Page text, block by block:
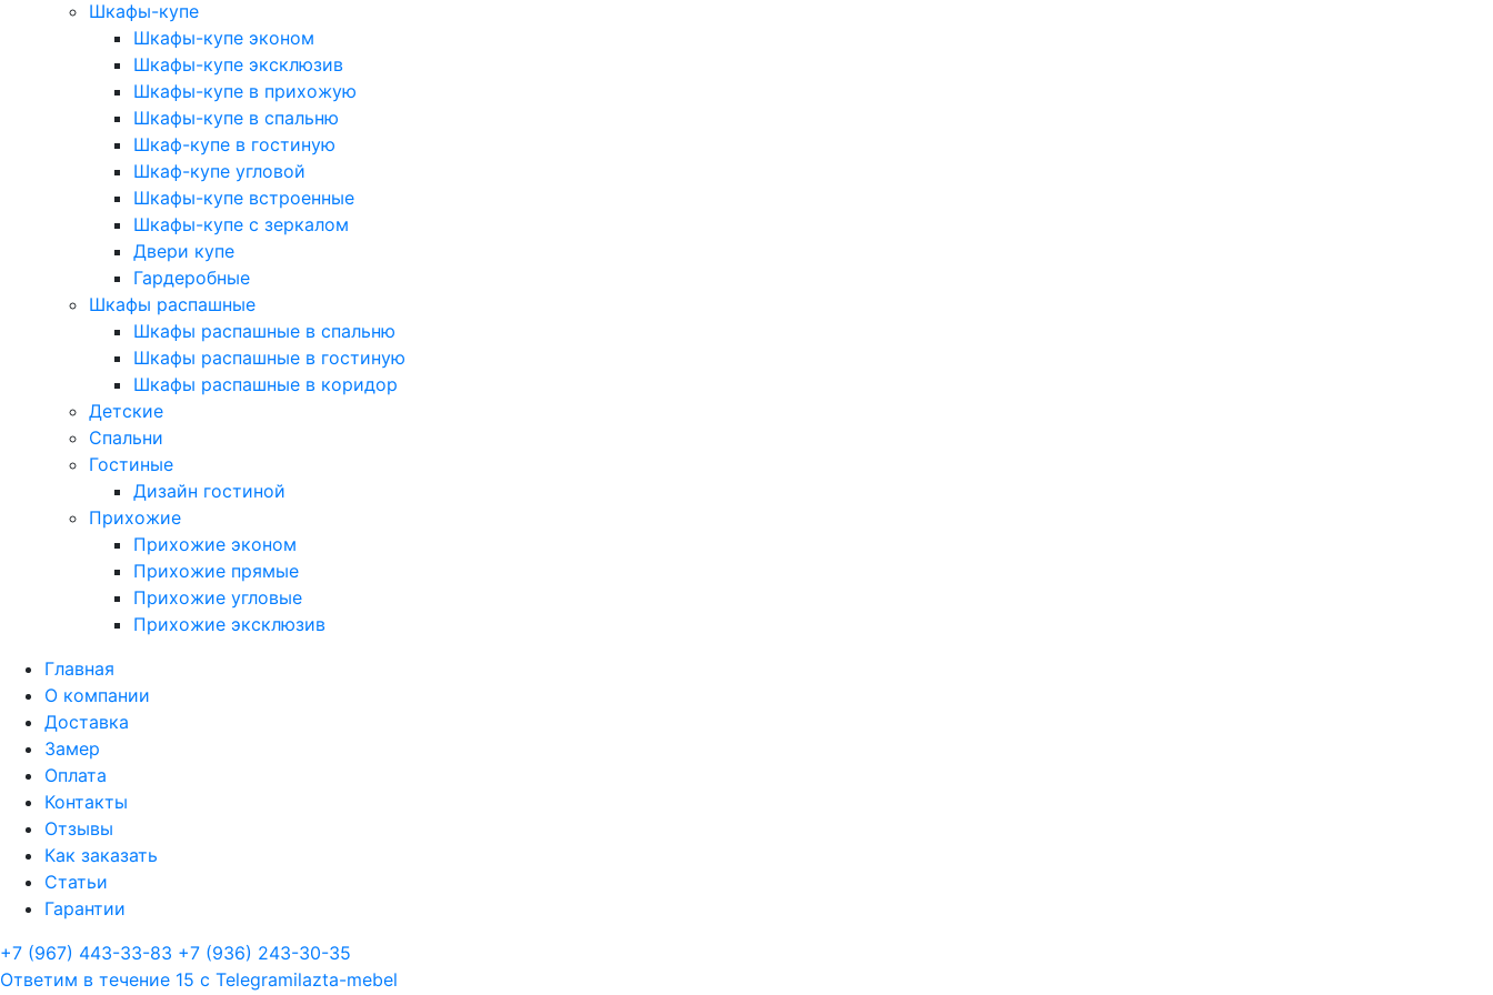
Шкафы-купе
Шкафы-купе эконом
Шкафы-купе эксклюзив
Шкафы-купе в прихожую
Шкафы-купе в спальню
Шкаф-купе в гостиную
Шкаф-купе угловой
Шкафы-купе встроенные
Шкафы-купе с зеркалом
Двери купе
Гардеробные
Шкафы распашные
Шкафы распашные в спальню
Шкафы распашные в гостиную
Шкафы распашные в коридор
Детские
Спальни
Гостиные
Дизайн гостиной
Прихожие
Прихожие эконом
Прихожие прямые
Прихожие угловые
Прихожие эксклюзив
Главная
О компании
Доставка
Замер
Оплата
Контакты
Отзывы
Как заказать
Статьи
Гарантии
+7 (967) 443-33-83 +7 (936) 243-30-35
Ответим в течение 15 с Telegramilazta-mebel